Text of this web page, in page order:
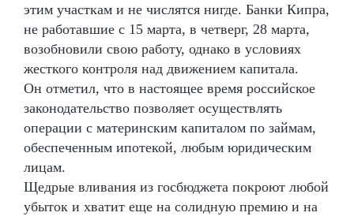
этим участкам и не числятся нигде. Банки Кипра,
не работавшие с 15 марта, в четверг, 28 марта,
возобновили свою работу, однако в условиях
жесткого контроля над движением капитала.
Он отметил, что в настоящее время российское
законодательство позволяет осуществлять
операции с материнским капиталом по займам,
обеспеченным ипотекой, любым юридическим
лицам.
Щедрые вливания из госбюджета покроют любой
убыток и хватит еще на солидную премию и на